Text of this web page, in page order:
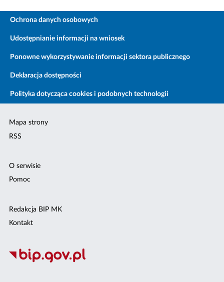
Ochrona danych osobowych
Udostępnianie informacji na wniosek
Ponowne wykorzystywanie informacji sektora publicznego
Deklaracja dostępności
Polityka dotycząca cookies i podobnych technologii
Mapa strony
RSS
O serwisie
Pomoc
Redakcja BIP MK
Kontakt